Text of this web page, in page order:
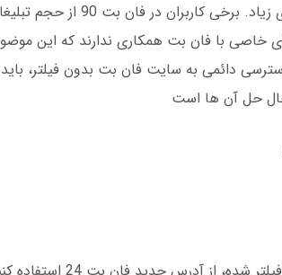
تومان، مدارک بیشتری لازم است.
خاصی با فان بت همکاری ندارند که این
دائمی به سایت فان بت بدون فیلتر،
حل آن ها است